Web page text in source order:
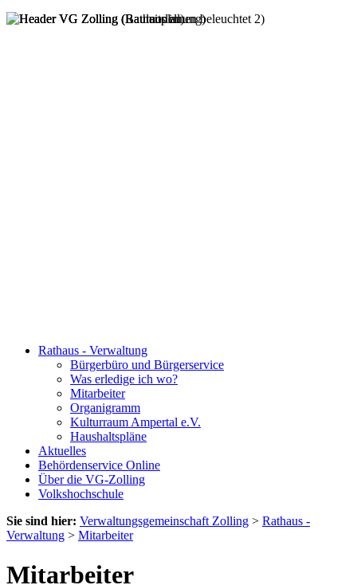
Rathaus - Verwaltung
Bürgerbüro und Bürgerservice
Was erledige ich wo?
Mitarbeiter
Organigramm
Kulturraum Ampertal e.V.
Haushaltspläne
Aktuelles
Behördenservice Online
Über die VG-Zolling
Volkshochschule
Sie sind hier: Verwaltungsgemeinschaft Zolling > Rathaus -
Verwaltung > Mitarbeiter
Mitarbeiter